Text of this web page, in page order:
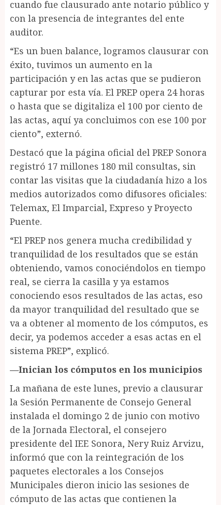
cuando fue clausurado ante notario público y
con la presencia de integrantes del ente
auditor.
“Es un buen balance, logramos clausurar con
éxito, tuvimos un aumento en la
participación y en las actas que se pudieron
capturar por esta vía. El PREP opera 24 horas
o hasta que se digitaliza el 100 por ciento de
las actas, aquí ya concluimos con ese 100 por
ciento”, externó.
Destacó que la página oficial del PREP Sonora
registró 17 millones 180 mil consultas, sin
contar las visitas que la ciudadanía hizo a los
medios autorizados como difusores oficiales:
Telemax, El Imparcial, Expreso y Proyecto
Puente.
“El PREP nos genera mucha credibilidad y
tranquilidad de los resultados que se están
obteniendo, vamos conociéndolos en tiempo
real, se cierra la casilla y ya estamos
conociendo esos resultados de las actas, eso
da mayor tranquilidad del resultado que se
va a obtener al momento de los cómputos, es
decir, ya podemos acceder a esas actas en el
sistema PREP”, explicó.
—Inician los cómputos en los municipios
La mañana de este lunes, previo a clausurar
la Sesión Permanente de Consejo General
instalada el domingo 2 de junio con motivo
de la Jornada Electoral, el consejero
presidente del IEE Sonora, Nery Ruiz Arvizu,
informó que con la reintegración de los
paquetes electorales a los Consejos
Municipales dieron inicio las sesiones de
cómputo de las actas que contienen la